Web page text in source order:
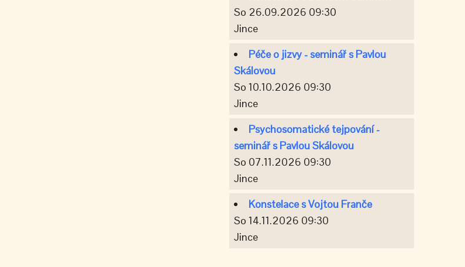
So 26.09.2026 09:30
Jince
Péče o jizvy - seminář s Pavlou
Skálovou
So 10.10.2026 09:30
Jince
Psychosomatické tejpování -
seminář s Pavlou Skálovou
So 07.11.2026 09:30
Jince
Konstelace s Vojtou Franče
So 14.11.2026 09:30
Jince